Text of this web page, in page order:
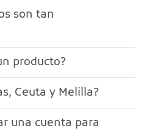
son tan
producto?
Ceuta y Melilla?
una cuenta para